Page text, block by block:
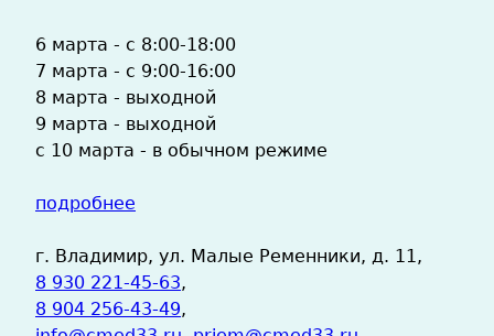
6 марта - с 8:00-18:00
7 марта - с 9:00-16:00
8 марта - выходной
9 марта - выходной
с 10 марта - в обычном режиме
подробнее
г. Владимир, ул. Малые Ременники, д. 11,
8 930 221-45-63,
8 904 256-43-49,